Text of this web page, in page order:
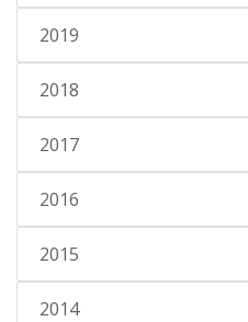
2019
2018
2017
2016
2015
2014